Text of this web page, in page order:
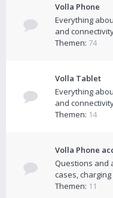
Volla Phone
Everything
and
Themen: 74
Volla Tablet
Everything
and
Themen: 14
Volla Phone
Questions and
cases,
Themen: 11